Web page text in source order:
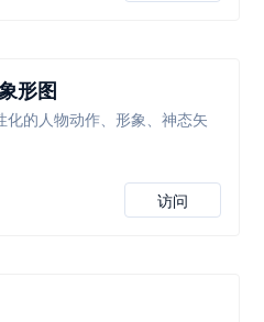
形图
化的人物动作、形象、神态矢
访问